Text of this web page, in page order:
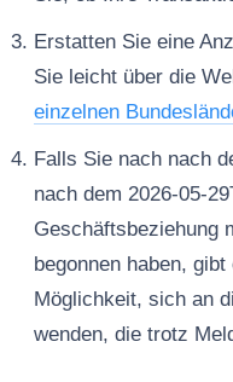
Erstatten Sie eine
Sie leicht über die
einzelnen
Falls Sie nach nach
nach dem 2026-05-
Geschäftsbeziehung
begonnen haben,
Möglichkeit, sich an
wenden, die trotz